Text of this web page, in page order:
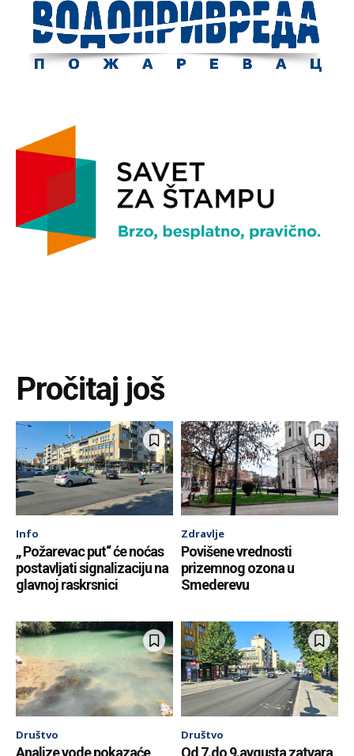
Pročitaj još
Info
„ Požarevac put“ će noćas
postavljati signalizaciju na
glavnoj raskrsnici
Zdravlje
Povišene vrednosti
prizemnog ozona u
Smederevu
Društvo
Analize vode pokazaće
Društvo
Od 7.do 9.avgusta zatvara